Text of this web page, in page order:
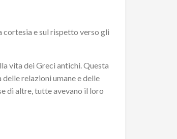
cortesia e sul rispetto verso gli
vita dei Greci antichi. Questa
relazioni umane e delle
di altre, tutte avevano il loro